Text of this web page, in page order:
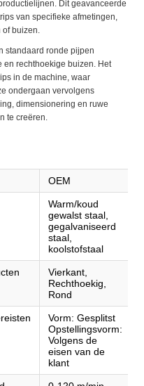
Dit geavanceerde
van specifieke afmetingen,
of buizen.
standaard ronde pijpen
en rechthoekige buizen. Het
in de machine, waar
ondergaan vervolgens
dimensionering en ruwe
te creëren.
OEM
Warm/koud
gewalst staal,
gegalvaniseerd
staal,
koolstofstaal
Vierkant,
Rechthoekig,
Rond
Vorm: Gesplitst
Opstellingsvorm:
Volgens de
eisen van de
klant